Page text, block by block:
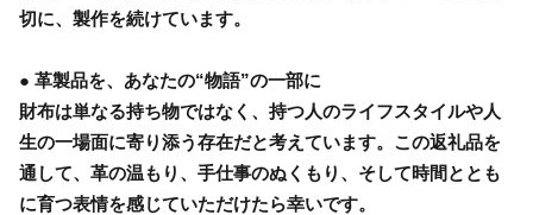
切に、製作を続けています。
● 革製品を、あなたの“物語”の一部に
財布は単なる持ち物ではなく、持つ人のライフスタイルや人
生の一場面に寄り添う存在だと考えています。この返礼品を
通して、革の温もり、手仕事のぬくもり、そして時間ととも
に育つ表情を感じていただけたら幸いです。